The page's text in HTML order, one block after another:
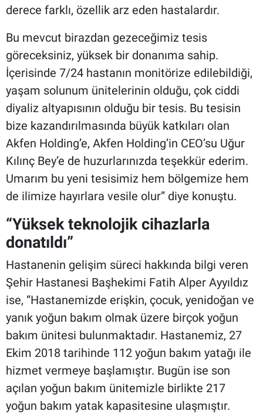
derece farklı, özellik arz eden hastalardır.
Bu mevcut birazdan gezeceğimiz tesis
göreceksiniz, yüksek bir donanıma sahip.
İçerisinde 7/24 hastanın monitörize edilebildiği,
yaşam solunum ünitelerinin olduğu, çok ciddi
diyaliz altyapısının olduğu bir tesis. Bu tesisin
bize kazandırılmasında büyük katkıları olan
Akfen Holding’e, Akfen Holding’in CEO’su Uğur
Kılınç Bey’e de huzurlarınızda teşekkür ederim.
Umarım bu yeni tesisimiz hem bölgemize hem
de ilimize hayırlara vesile olur” diye konuştu.
“Yüksek teknolojik cihazlarla
donatıldı”
Hastanenin gelişim süreci hakkında bilgi veren
Şehir Hastanesi Başhekimi Fatih Alper Ayyıldız
ise, “Hastanemizde erişkin, çocuk, yenidoğan ve
yanık yoğun bakım olmak üzere birçok yoğun
bakım ünitesi bulunmaktadır. Hastanemiz, 27
Ekim 2018 tarihinde 112 yoğun bakım yatağı ile
hizmet vermeye başlamıştır. Bugün ise son
açılan yoğun bakım ünitemizle birlikte 217
yoğun bakım yatak kapasitesine ulaşmıştır.